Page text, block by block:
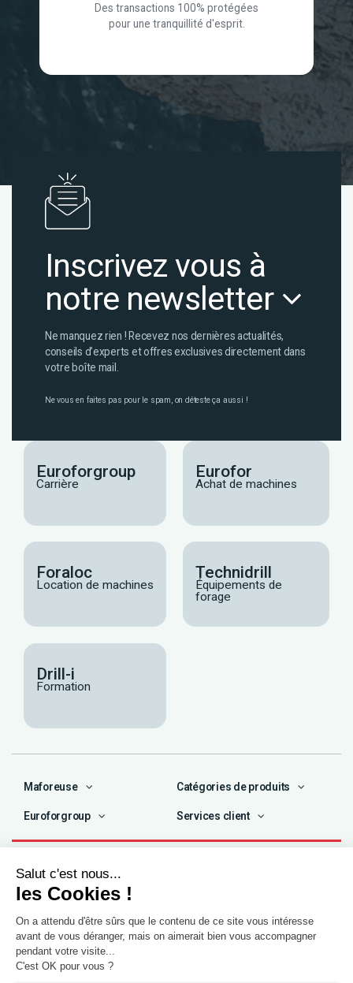
Des transactions 100% protégées
pour une tranquillité d'esprit.
Inscrivez vous à
notre newsletter
Ne manquez rien ! Recevez nos dernières actualités,
conseils d’experts et offres exclusives directement dans
votre boîte mail.
Ne vous en faites pas pour le spam, on déteste ça aussi !
Euroforgroup
Carrière
Eurofor
Achat de machines
Foraloc
Location de machines
Technidrill
Équipements de
forage
Drill-i
Formation
Maforeuse Catégories de produits
Euroforgroup Services client
contact@maforeuse.com
Chassieu (69)
55 rue Ampère